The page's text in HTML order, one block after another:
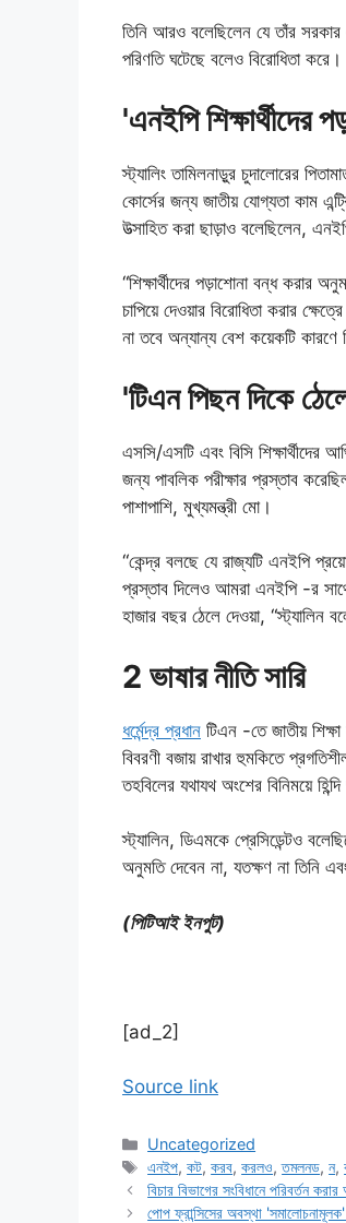
তিনি আরও বলেছিলেন যে তাঁর সরকার
পরিণতি ঘটেছে বলেও বিরোধিতা করে।
'এনইপি শিক্ষার্থীদের
স্ট্যালিং তামিলনাড়ুর চুদালোরের
কোর্সের জন্য জাতীয় যোগ্যতা কাম
উত্সাহিত করা ছাড়াও বলেছিলেন,
“শিক্ষার্থীদের পড়াশোনা বন্ধ করার
চাপিয়ে দেওয়ার বিরোধিতা করার
না তবে অন্যান্য বেশ কয়েকটি কারণে
'টিএন পিছন দিকে
এসসি/এসটি এবং বিসি
জন্য পাবলিক পরীক্ষার প্রস্তাব
পাশাপাশি, মুখ্যমন্ত্রী মো।
“কেন্দ্র বলছে যে রাজ্যটি এনইপি
প্রস্তাব দিলেও আমরা এনইপি -র
হাজার বছর ঠেলে দেওয়া, “স্ট্যালিন
2 ভাষার নীতি সারি
ধর্মেন্দ্র প্রধান টিএন -তে জাতীয়
বিবরণী বজায় রাখার হুমকিতে
তহবিলের যথাযথ অংশের বিনিময়ে
স্ট্যালিন, ডিএমকে প্রেসিডেন্টও
অনুমতি দেবেন না, যতক্ষণ না তিনি
(পিটিআই ইনপুট)
[ad_2]
Source link
Categories
Uncategorized
Tags
এনইপ,কট,করব,করলও,তমলনড,ন,
বিচার বিভাগের সংবিধানে পরিবর্তন
পোপ ফ্রান্সিসের অবস্থা